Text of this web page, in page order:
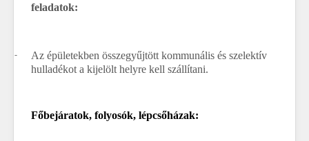
feladatok:
-
Az épületekben összegyűjtött kommunális és szelektív
hulladékot a kijelölt helyre kell szállítani.
Főbejáratok, folyosók, lépcsőházak: